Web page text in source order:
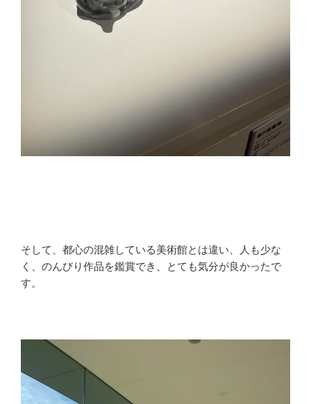
そして、都心の混雑している美術館とは違い、人も少な
く、のんびり作品を鑑賞でき、とても気分が良かったで
す。